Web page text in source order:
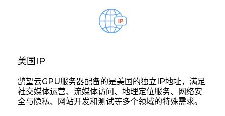
美国IP
鹄望云GPU服务器配备的是美国的独立IP地址，满足
社交媒体运营、流媒体访问、地理定位服务、网络安
全与隐私、网站开发和测试等多个领域的特殊需求。